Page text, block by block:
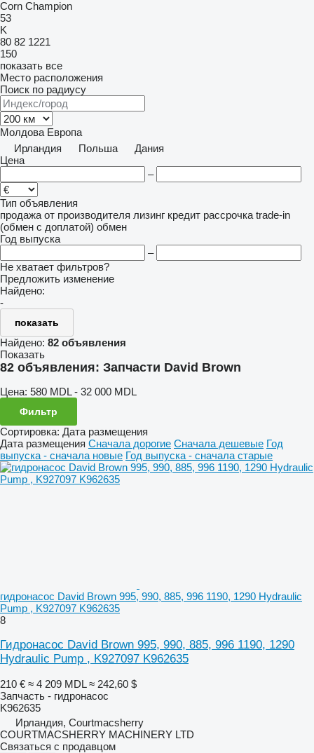
Corn Champion
53
K
80 82 1221
150
показать все
Место расположения
Поиск по радиусу
Молдова Европа
Ирландия
Польша
Дания
Цена
–
Тип объявления
продажа от производителя лизинг кредит рассрочка trade-in
(обмен с доплатой) обмен
Год выпуска
–
Не хватает фильтров?
Предложить изменение
Найдено:
-
показать
Найдено: 82 объявления
Показать
82 объявления: Запчасти David Brown
Цена: 580 MDL - 32 000 MDL
Фильтр
Сортировка: Дата размещения
Дата размещения Сначала дорогие Сначала дешевые Год
выпуска - сначала новые Год выпуска - сначала старые
гидронасос David Brown 995, 990, 885, 996 1190, 1290 Hydraulic
Pump , K927097 K962635
8
Гидронасос David Brown 995, 990, 885, 996 1190, 1290
Hydraulic Pump , K927097 K962635
210 € ≈ 4 209 MDL ≈ 242,60 $
Запчасть - гидронасос
K962635
Ирландия, Courtmacsherry
COURTMACSHERRY MACHINERY LTD
Связаться с продавцом